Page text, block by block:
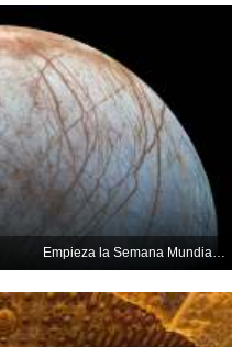
Empieza la Semana Mundial del Espacio